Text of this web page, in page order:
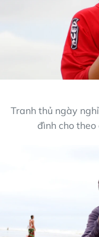
Tranh thủ ngày
đình cho